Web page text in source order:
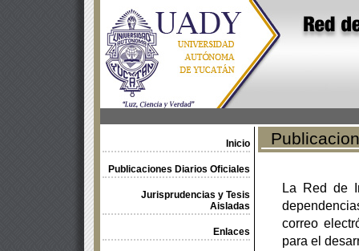
Inicio
Publicaciones Diarios Oficiales
Jurisprudencias y Tesis
Aisladas
Enlaces
La Red de
correo
para el